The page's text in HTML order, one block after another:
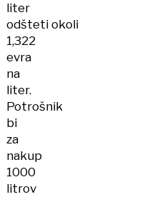
liter
odšteti okoli
1,322
evra
na
liter.
Potrošnik
bi
za
nakup
1000
litrov